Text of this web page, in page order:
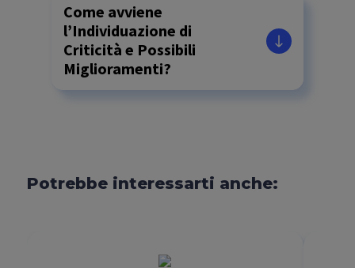
Come avviene
l’Individuazione di
Criticità e Possibili
Miglioramenti?
Potrebbe interessarti anche: